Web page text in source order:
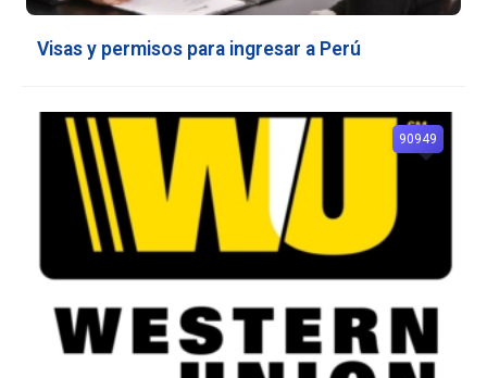
Visas y permisos para ingresar a Perú
90949